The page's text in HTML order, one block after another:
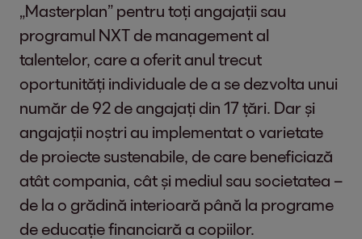
„Masterplan” pentru toți angajații sau
programul NXT de management al
talentelor, care a oferit anul trecut
oportunități individuale de a se dezvolta unui
număr de 92 de angajați din 17 țări. Dar și
angajații noștri au implementat o varietate
de proiecte sustenabile, de care beneficiază
atât compania, cât și mediul sau societatea –
de la o grădină interioară până la programe
de educație financiară a copiilor.